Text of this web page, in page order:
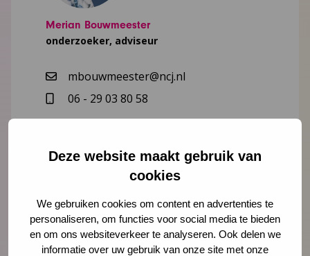
Deze website maakt gebruik van
cookies
We gebruiken cookies om content en advertenties te
personaliseren, om functies voor social media te bieden
en om ons websiteverkeer te analyseren. Ook delen we
informatie over uw gebruik van onze site met onze
Merian Bouwmeester
onderzoeker, adviseur
mbouwmeester@ncj.nl
06 - 29 03 80 58
" " geeft vereiste velden aan
Naam *